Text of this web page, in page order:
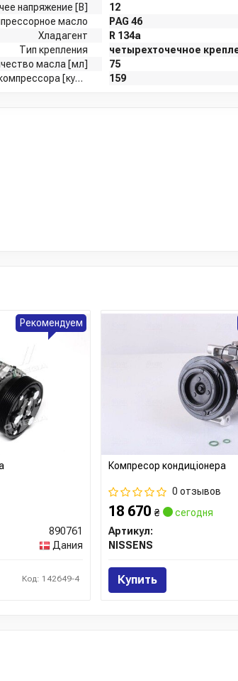
напряжение [В]
12
масло
PAG 46
Хладагент
R 134a
Тип крепления
четырехточечное
масла [мл]
75
Литраж компрессора [куб.см]
159
890761
Дания
Код: 142649-4
Рекомендуем
Компресор кондиціонера
0 отзывов
18 670 ₴
сегодня
Артикул:
NISSENS
Купить